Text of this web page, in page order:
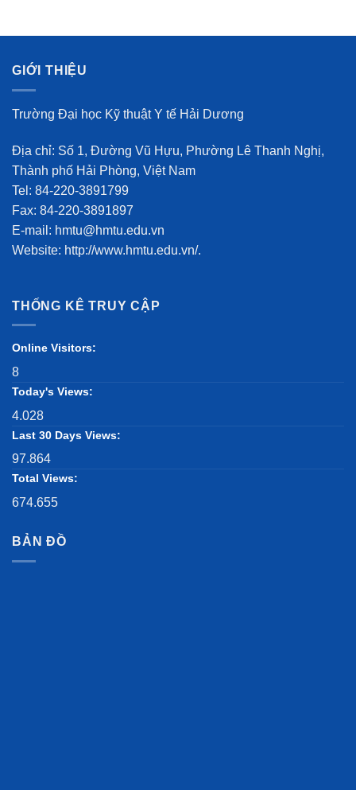
GIỚI THIỆU
Trường Đại học Kỹ thuật Y tế Hải Dương
Địa chỉ: Số 1, Đường Vũ Hựu, Phường Lê Thanh Nghị,
Thành phố Hải Phòng, Việt Nam
Tel: 84-220-3891799
Fax: 84-220-3891897
E-mail: hmtu@hmtu.edu.vn
Website: http://www.hmtu.edu.vn/.
THỐNG KÊ TRUY CẬP
Online Visitors:
8
Today's Views:
4.028
Last 30 Days Views:
97.864
Total Views:
674.655
BẢN ĐỒ